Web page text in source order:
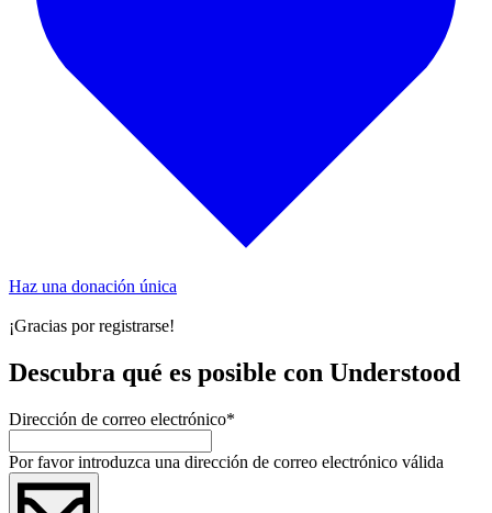
Haz una donación única
¡Gracias por registrarse!
Descubra qué es posible con Understood
Dirección de correo electrónico*
Por favor introduzca una dirección de correo electrónico válida